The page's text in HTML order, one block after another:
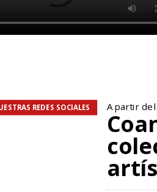
REDES SOCIALES A partir de